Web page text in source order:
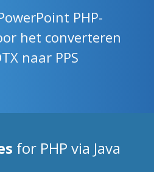
PHP-
het converteren
naar PPS
for PHP via Java